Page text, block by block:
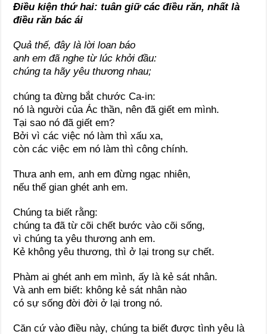
Điều kiện thứ hai: tuân giữ các điều răn, nhất là
điều răn bác ái
Quả thế, đây là lời loan báo
anh em đã nghe từ lúc khởi đầu:
chúng ta hãy yêu thương nhau;
chúng ta đừng bắt chước Ca-in:
nó là người của Ác thần, nên đã giết em mình.
Tại sao nó đã giết em?
Bởi vì các việc nó làm thì xấu xa,
còn các việc em nó làm thì công chính.
Thưa anh em, anh em đừng ngạc nhiên,
nếu thế gian ghét anh em.
Chúng ta biết rằng:
chúng ta đã từ cõi chết bước vào cõi sống,
vì chúng ta yêu thương anh em.
Kẻ không yêu thương, thì ở lại trong sự chết.
Phàm ai ghét anh em mình, ấy là kẻ sát nhân.
Và anh em biết: không kẻ sát nhân nào
có sự sống đời đời ở lại trong nó.
Căn cứ vào điều này, chúng ta biết được tình yêu là